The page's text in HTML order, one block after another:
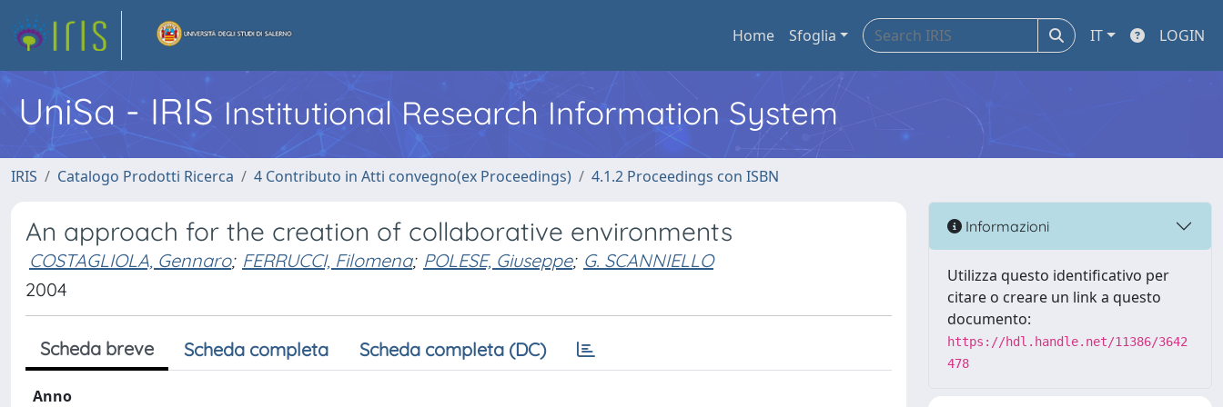
Home Sfoglia IT LOGIN
UniSa - IRIS Institutional Research Information System
IRIS Catalogo Prodotti Ricerca 4 Contributo in Atti convegno(ex Proceedings) 4.1.2 Proceedings con ISBN
An approach for the creation of collaborative environments
COSTAGLIOLA, Gennaro; FERRUCCI, Filomena; POLESE, Giuseppe; G. SCANNIELLO
2004
Scheda breve Scheda completa Scheda completa (DC)
Anno
Informazioni
Utilizza questo identificativo per
citare o creare un link a questo
documento:
https://hdl.handle.net/11386/3642
478